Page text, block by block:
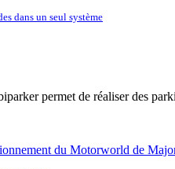
dans un seul système
permet de réaliser des